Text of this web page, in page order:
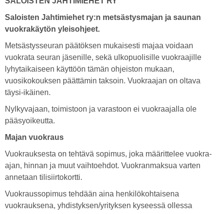
Saloisten Jahtimiehet ry:n metsästysmajan ja saunan
vuokrakäytön yleisohjeet.
Metsästysseuran päätöksen mukaisesti majaa voidaan
vuokrata seuran jäsenille, sekä ulkopuolisille vuokraajille
lyhytaikaiseen käyttöön tämän ohjeiston mukaan,
vuosikokouksen päättämin taksoin. Vuokraajan on oltava
täysi-ikäinen.
Nylkyvajaan, toimistoon ja varastoon ei vuokraajalla ole
pääsyoikeutta.
Majan vuokraus
Vuokrauksesta on tehtävä sopimus, joka määrittelee vuokra-
ajan, hinnan ja muut vaihtoehdot. Vuokranmaksua varten
annetaan tilisiirtokortti.
Vuokraussopimus tehdään aina henkilökohtaisena
vuokrauksena, yhdistyksen/yrityksen kyseessä ollessa